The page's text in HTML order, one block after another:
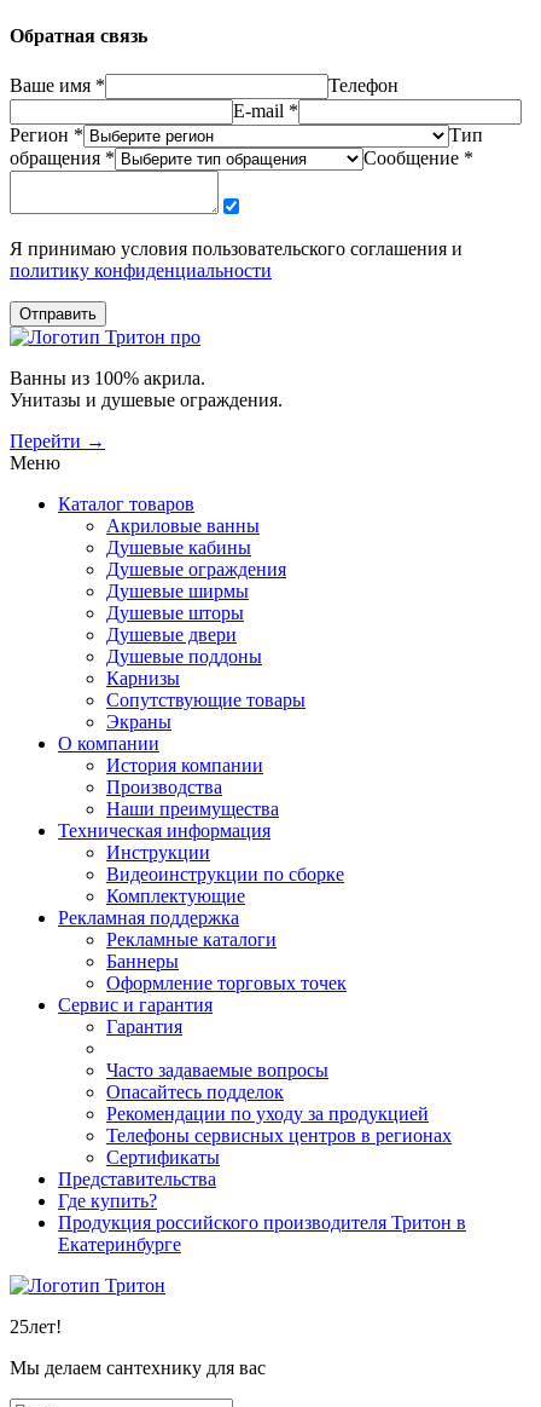
Обратная связь
Ваше имя *
Телефон
E-mail *
Регион *
Тип
обращения *
Сообщение *
Я принимаю условия пользовательского соглашения и
политику конфиденциальности
Отправить
Ванны из 100% акрила.
Унитазы и душевые ограждения.
Перейти →
Меню
Каталог товаров
Акриловые ванны
Душевые кабины
Душевые ограждения
Душевые ширмы
Душевые шторы
Душевые двери
Душевые поддоны
Карнизы
Сопутствующие товары
Экраны
О компании
История компании
Производства
Наши преимущества
Техническая информация
Инструкции
Видеоинструкции по сборке
Комплектующие
Рекламная поддержка
Рекламные каталоги
Баннеры
Оформление торговых точек
Сервис и гарантия
Гарантия
Часто задаваемые вопросы
Опасайтесь подделок
Рекомендации по уходу за продукцией
Телефоны сервисных центров в регионах
Сертификаты
Представительства
Где купить?
Продукция российского производителя Тритон в
Екатеринбурге
25лет!
Мы делаем сантехнику для вас